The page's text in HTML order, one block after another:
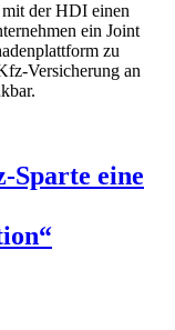
der HDI einen
ein Joint
zu
Versicherung an
Sparte eine